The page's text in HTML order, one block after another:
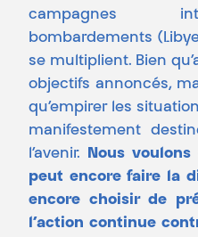
campagnes
bombardements
se multiplient. Bien
objectifs annoncés,
qu’empirer les
manifestement
l’avenir. Nous
peut encore faire la
encore choisir de
l’action continue